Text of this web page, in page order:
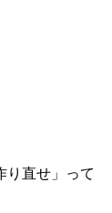
り直せ」って